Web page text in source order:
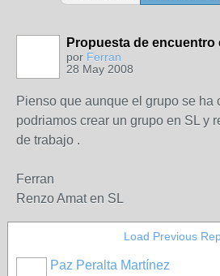
Propuesta de encuentro
por Ferran
28 May 2008
Pienso que aunque el grupo se ha
podriamos crear un grupo en SL y
de trabajo .
Ferran
Renzo Amat en SL
Load Previous
Paz Peralta Martínez